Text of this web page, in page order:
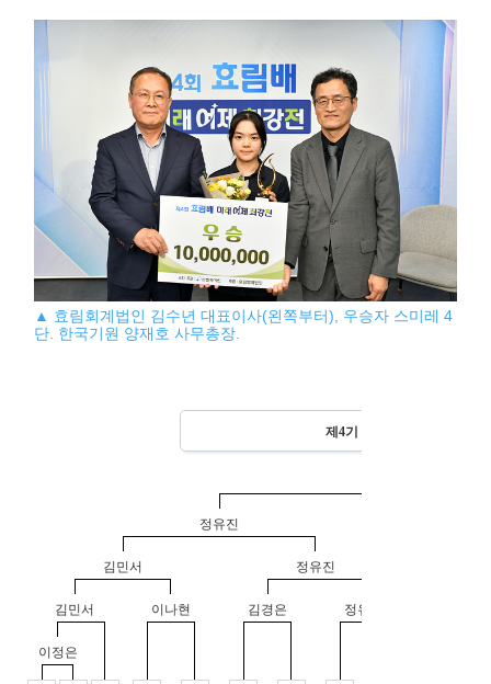
▲ 효림회계법인 김수년 대표이사(왼쪽부터), 우승자 스미레 4
단. 한국기원 양재호 사무총장.